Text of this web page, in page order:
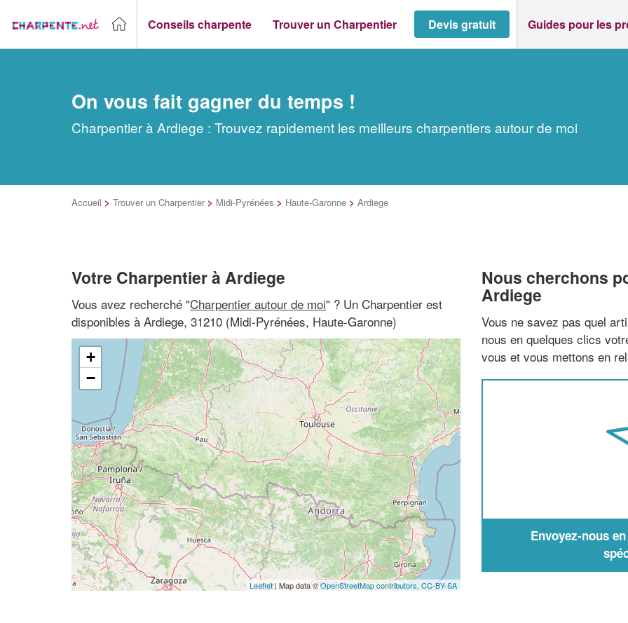
Conseils charpente Trouver un Charpentier Devis gratuit Guides pour les
On vous fait gagner du temps !
Charpentier à Ardiege : Trouvez rapidement les meilleurs charpentiers autour de moi
Accueil > Trouver un Charpentier > Midi-Pyrénées > Haute-Garonne > Ardiege
Votre Charpentier à Ardiege
Vous avez recherché "Charpentier autour de moi" ? Un Charpentier est
disponibles à Ardiege, 31210 (Midi-Pyrénées, Haute-Garonne)
+
−
Leaflet| Map data ©OpenStreetMap contributors, CC-BY-SA
Nous cherchons
Ardiege
Vous ne savez pas quel
nous en quelques clics
vous et vous mettons en
Envoyez-nous